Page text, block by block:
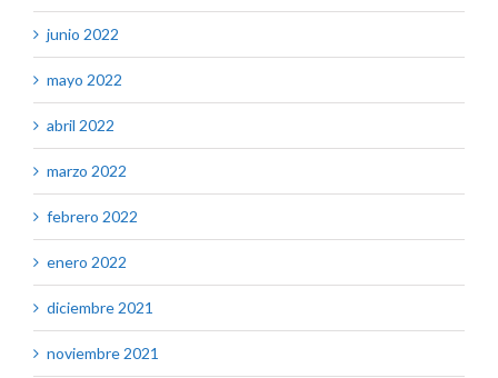
junio 2022
mayo 2022
abril 2022
marzo 2022
febrero 2022
enero 2022
diciembre 2021
noviembre 2021